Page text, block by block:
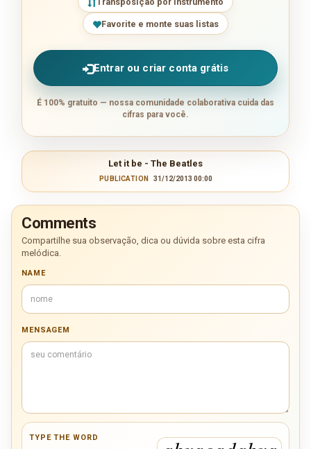
Favorite e monte suas listas
Entrar ou criar conta grátis
É 100% gratuito — nossa comunidade colaborativa cuida das
cifras para você.
Let it be - The Beatles
PUBLICATION 31/12/2013 00:00
Comments
Compartilhe sua observação, dica ou dúvida sobre esta cifra
melódica.
NAME
MENSAGEM
TYPE THE WORD